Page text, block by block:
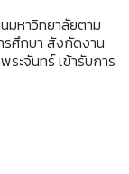
หาวิทยาลัยตาม
ศึกษา สังกัดงาน
ระจันทร์เข้ารับการ